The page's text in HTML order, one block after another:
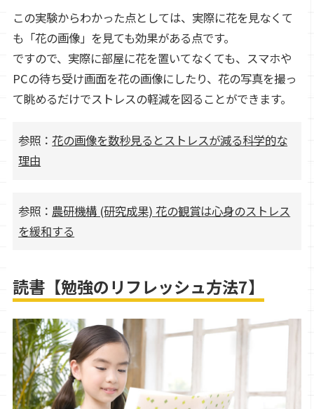
この実験からわかった点としては、実際に花を見なくて
も「花の画像」を見ても効果がある点です。
ですので、実際に部屋に花を置いてなくても、スマホや
PCの待ち受け画面を花の画像にしたり、花の写真を撮っ
て眺めるだけでストレスの軽減を図ることができます。
参照：花の画像を数秒見るとストレスが減る科学的な
理由
参照：農研機構 (研究成果) 花の観賞は心身のストレス
を緩和する
読書【勉強のリフレッシュ方法7】